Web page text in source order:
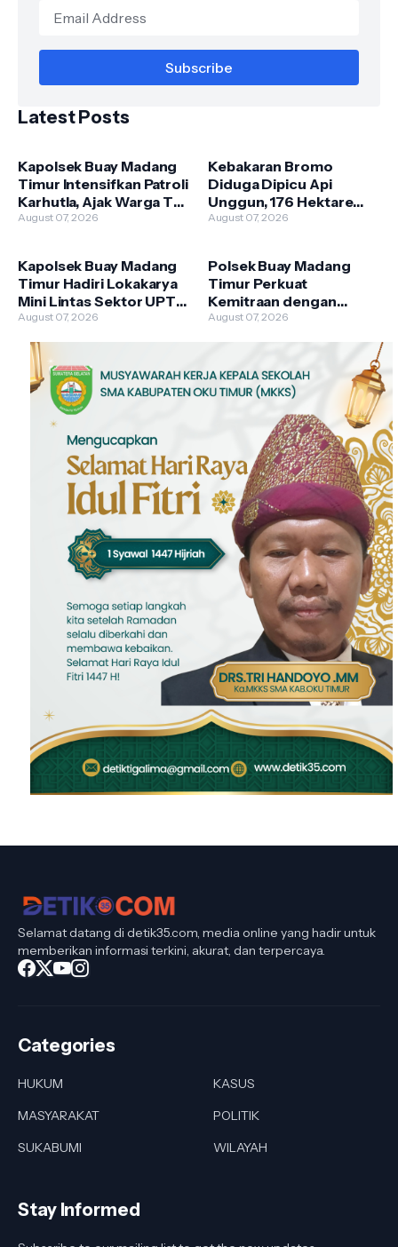
Latest Posts
Kapolsek Buay Madang
Timur Intensifkan Patroli
Karhutla, Ajak Warga Tak
Membakar Hutan dan
August 07, 2026
Kebakaran Bromo
Diduga Dipicu Api
Unggun, 176 Hektare
Lahan TNBTS Terbakar
August 07, 2026
Kapolsek Buay Madang
Timur Hadiri Lokakarya
Mini Lintas Sektor UPTD
Puskesmas
August 07, 2026
Polsek Buay Madang
Timur Perkuat
Kemitraan dengan
Warga Lewat Giat
August 07, 2026
Selamat datang di detik35.com, media online yang hadir untuk
memberikan informasi terkini, akurat, dan terpercaya.
Categories
HUKUM
KASUS
MASYARAKAT
POLITIK
SUKABUMI
WILAYAH
Stay Informed